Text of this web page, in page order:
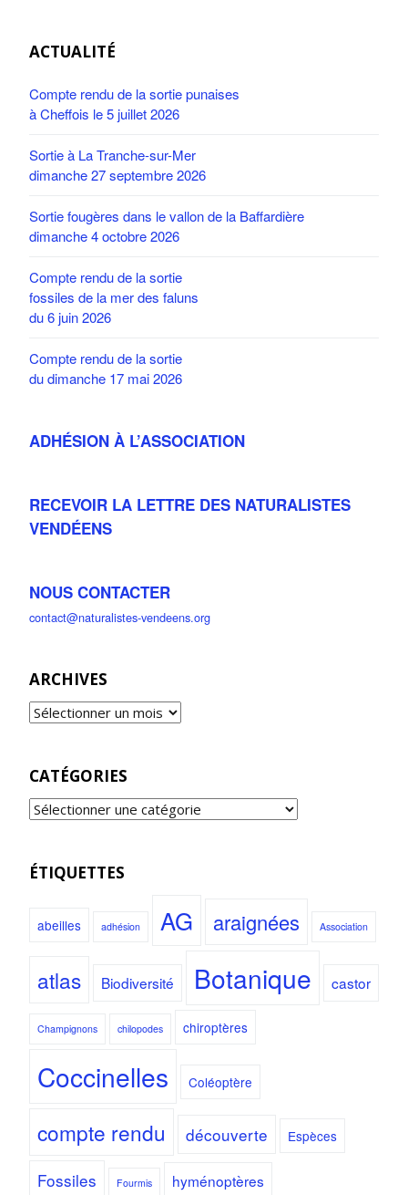
ACTUALITÉ
Compte rendu de la sortie punaises
à Cheffois le 5 juillet 2026
Sortie à La Tranche-sur-Mer
dimanche 27 septembre 2026
Sortie fougères dans le vallon de la Baffardière
dimanche 4 octobre 2026
Compte rendu de la sortie
fossiles de la mer des faluns
du 6 juin 2026
Compte rendu de la sortie
du dimanche 17 mai 2026
ADHÉSION À L’ASSOCIATION
RECEVOIR LA LETTRE DES NATURALISTES
VENDÉENS
NOUS CONTACTER
contact@naturalistes-vendeens.org
ARCHIVES
CATÉGORIES
ÉTIQUETTES
abeilles adhésion AG araignées Association
atlas Biodiversité Botanique castor
Champignons chilopodes chiroptères
Coccinelles Coléoptère
compte rendu découverte Espèces
Fossiles Fourmis hyménoptères